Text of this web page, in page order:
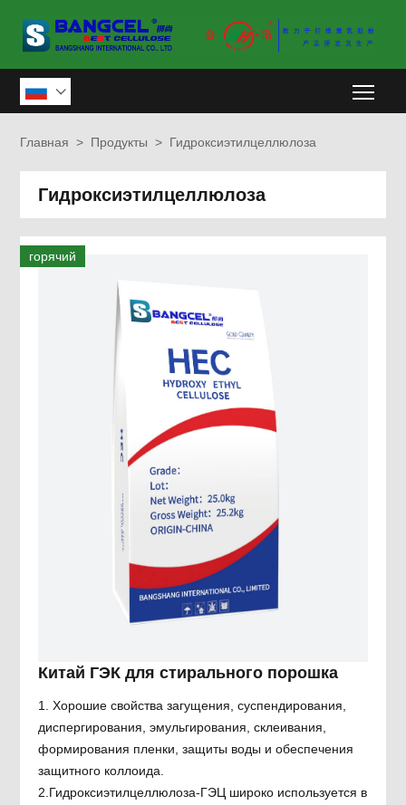

Главная > Продукты > Гидроксиэтилцеллюлоза
Гидроксиэтилцеллюлоза
горячий
Китай ГЭК для стирального порошка
1. Хорошие свойства загущения, суспендирования,
диспергирования, эмульгирования, склеивания,
формирования пленки, защиты воды и обеспечения
защитного коллоида.
2.Гидроксиэтилцеллюлоза-ГЭЦ широко используется в